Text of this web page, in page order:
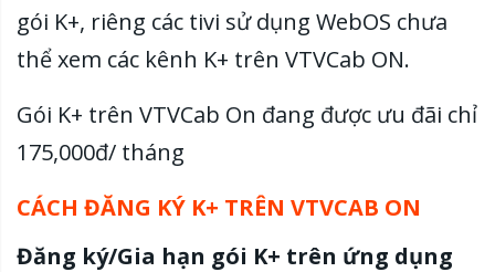
gói K+, riêng các tivi sử dụng WebOS chưa
thể xem các kênh K+ trên VTVCab ON.
Gói K+ trên VTVCab On đang được ưu đãi chỉ
175,000đ/ tháng
CÁCH ĐĂNG KÝ K+ TRÊN VTVCAB ON
Đăng ký/Gia hạn gói K+ trên ứng dụng